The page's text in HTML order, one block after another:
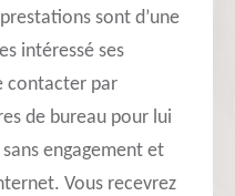
sont d’une
intéressé ses
contacter par
de bureau pour lui
engagement et
Vous recevrez